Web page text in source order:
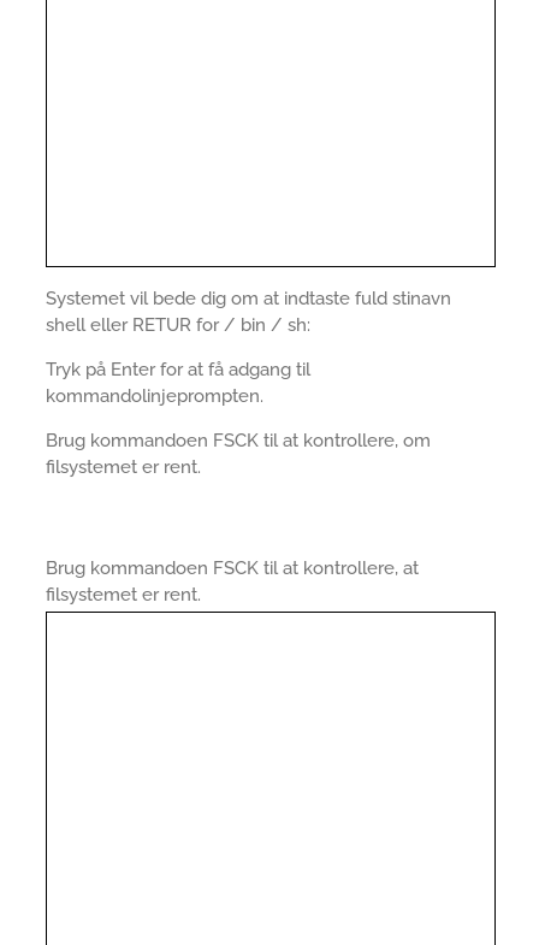
Systemet vil bede dig om at indtaste fuld stinavn
shell eller RETUR for / bin / sh:
Tryk på Enter for at få adgang til
kommandolinjeprompten.
Brug kommandoen FSCK til at kontrollere, om
filsystemet er rent.
Brug kommandoen FSCK til at kontrollere, at
filsystemet er rent.